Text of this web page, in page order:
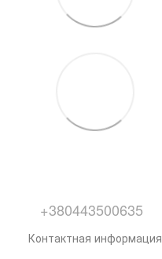
+380443500635
Контактная информация